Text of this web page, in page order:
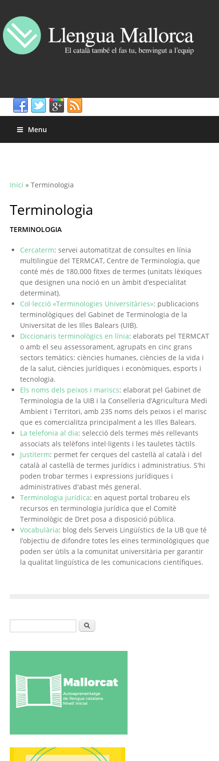
Menu
Inici » Terminologia
Terminologia
TERMINOLOGIA
Cercaterm: servei automatitzat de consultes en línia
multilingüe del TERMCAT, Centre de Terminologia, que
conté més de 180.000 fitxes de termes (unitats lèxiques
que designen una noció en un àmbit d’especialitat
determinat).
Col·lecció «Terminologies Universitàries»: publicacions
terminològiques del Gabinet de Terminologia de la
Universitat de les Illes Balears (UIB).
Diccionaris terminològics en línia: elaborats pel TERMCAT
o amb el seu assessorament, agrupats en cinc grans
sectors temàtics: ciències humanes, ciències de la vida i
de la salut, ciències jurídiques i econòmiques, esports i
tecnologia.
Els noms dels peixos i mariscs: elaborat pel Gabinet de
Terminologia de la UIB i la Conselleria d’Agricultura Medi
Ambient i Territori, amb 235 noms dels peixos i el marisc
que es comercialitza principalment a les Illes Balears.
La telefonia al dia: selecció dels termes més rellevants
associats als telèfons intel·ligents i les tauletes tàctils
Justiterm: permet fer cerques del castellà al català i del
català al castellà de termes jurídics i administratius. S'hi
poden trobar termes i expressions jurídiques i
administratives d'abast més general.
Terminologia jurídica: en aquest portal trobareu els
recursos en terminologia jurídica que el Comitè
Terminològic de Dret posa a disposició pública.
Vocabulària: blog dels Serveis Lingüístics de la UB que té
l’objectiu de difondre totes les eines terminològiques que
poden ser útils a la comunitat universitària per garantir
la qualitat lingüística de les comunicacions científiques.
Formulari de cercaCerca